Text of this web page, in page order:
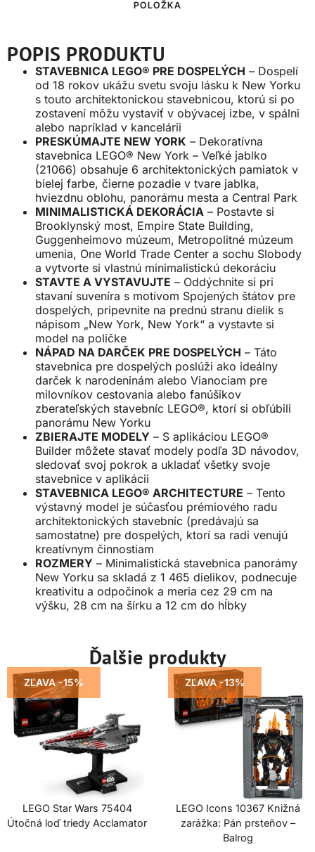
POLOŽKA
POPIS PRODUKTU
STAVEBNICA LEGO® PRE DOSPELÝCH – Dospelí
od 18 rokov ukážu svetu svoju lásku k New Yorku
s touto architektonickou stavebnicou, ktorú si po
zostavení môžu vystaviť v obývacej izbe, v spálni
alebo napríklad v kancelárii
PRESKÚMAJTE NEW YORK – Dekoratívna
stavebnica LEGO® New York – Veľké jablko
(21066) obsahuje 6 architektonických pamiatok v
bielej farbe, čierne pozadie v tvare jablka,
hviezdnu oblohu, panorámu mesta a Central Park
MINIMALISTICKÁ DEKORÁCIA – Postavte si
Brooklynský most, Empire State Building,
Guggenheimovo múzeum, Metropolitné múzeum
umenia, One World Trade Center a sochu Slobody
a vytvorte si vlastnú minimalistickú dekoráciu
STAVTE A VYSTAVUJTE – Oddýchnite si pri
stavaní suveníra s motívom Spojených štátov pre
dospelých, pripevnite na prednú stranu dielik s
nápisom „New York, New York“ a vystavte si
model na poličke
NÁPAD NA DARČEK PRE DOSPELÝCH – Táto
stavebnica pre dospelých poslúži ako ideálny
darček k narodeninám alebo Vianociam pre
milovníkov cestovania alebo fanúšikov
zberateľských stavebníc LEGO®, ktorí si obľúbili
panorámu New Yorku
ZBIERAJTE MODELY – S aplikáciou LEGO®
Builder môžete stavať modely podľa 3D návodov,
sledovať svoj pokrok a ukladať všetky svoje
stavebnice v aplikácii
STAVEBNICA LEGO® ARCHITECTURE – Tento
výstavný model je súčasťou prémiového radu
architektonických stavebníc (predávajú sa
samostatne) pre dospelých, ktorí sa radi venujú
kreatívnym činnostiam
ROZMERY – Minimalistická stavebnica panorámy
New Yorku sa skladá z 1 465 dielikov, podnecuje
kreativitu a odpočinok a meria cez 29 cm na
výšku, 28 cm na šírku a 12 cm do hĺbky
Ďalšie produkty
ZĽAVA -15%
LEGO Star Wars 75404
Útočná loď triedy Acclamator
ZĽAVA -13%
LEGO Icons 10367 Knižná
zarážka: Pán prsteňov –
Balrog